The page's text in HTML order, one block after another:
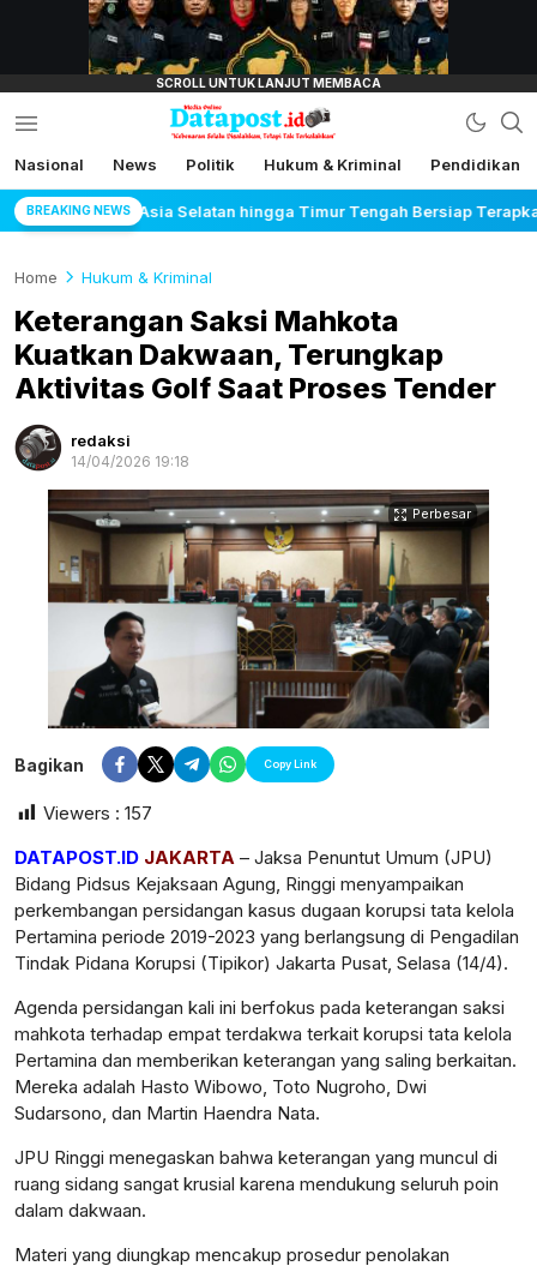
lensamata.id
postsumatera.id
Datapost.id
Kebenaran Selalu Disalahkan, Tetapi Tak
Terkalahkan
Nasional News Politik Hukum & Kriminal Pendidikan
BREAKING NEWS
Tengah Bersiap Terapkan Solusi Terlengkap dari Indonesia
Home Hukum & Kriminal
Keterangan Saksi Mahkota
Kuatkan Dakwaan, Terungkap
Aktivitas Golf Saat Proses Tender
redaksi
14/04/2026 19:18
Perbesar
Bagikan Copy Link
Viewers : 157
DATAPOST.ID JAKARTA – Jaksa Penuntut Umum (JPU)
Bidang Pidsus Kejaksaan Agung, Ringgi menyampaikan
perkembangan persidangan kasus dugaan korupsi tata kelola
Pertamina periode 2019-2023 yang berlangsung di Pengadilan
Tindak Pidana Korupsi (Tipikor) Jakarta Pusat, Selasa (14/4).
Agenda persidangan kali ini berfokus pada keterangan saksi
mahkota terhadap empat terdakwa terkait korupsi tata kelola
Pertamina dan memberikan keterangan yang saling berkaitan.
Mereka adalah Hasto Wibowo, Toto Nugroho, Dwi
Sudarsono, dan Martin Haendra Nata.
JPU Ringgi menegaskan bahwa keterangan yang muncul di
ruang sidang sangat krusial karena mendukung seluruh poin
dalam dakwaan.
Materi yang diungkap mencakup prosedur penolakan